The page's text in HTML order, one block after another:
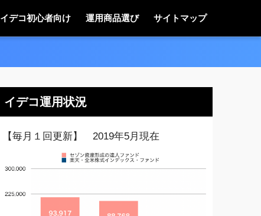
イデコ初心者向け 運用商品選び サイトマップ
イデコ運用状況
【毎月１回更新】 2019年5月現在